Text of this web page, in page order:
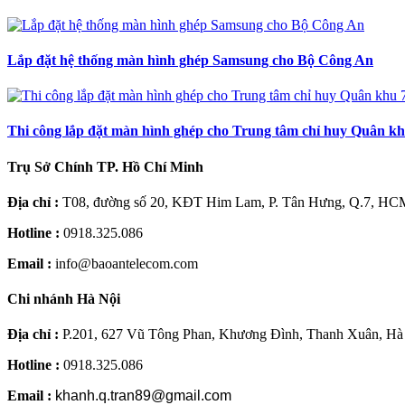
Lắp đặt hệ thống màn hình ghép Samsung cho Bộ Công An
Thi công lắp đặt màn hình ghép cho Trung tâm chỉ huy Quân
Trụ Sở Chính TP. Hồ Chí Minh
Địa chỉ : T08, đường số 20, KĐT Him Lam, P. Tân Hưng, Q.7,
Hotline : 0918.325.086
Email : info@baoantelecom.com
Chi nhánh Hà Nội
Địa chỉ : P.201, 627 Vũ Tông Phan, Khương Đình, Thanh Xuân,
Hotline : 0918.325.086
Email : khanh.q.tran89@gmail.com